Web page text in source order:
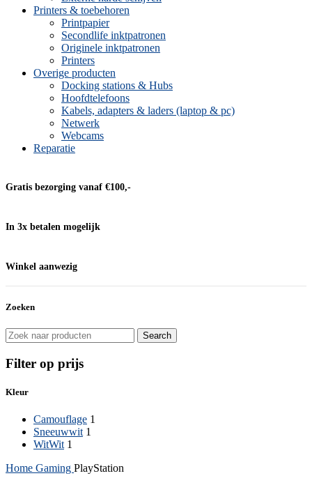
Printers & toebehoren
Printpapier
Secondlife inktpatronen
Originele inktpatronen
Printers
Overige producten
Docking stations & Hubs
Hoofdtelefoons
Kabels, adapters & laders (laptop & pc)
Netwerk
Webcams
Reparatie
Gratis bezorging vanaf €100,-
In 3x betalen mogelijk
Winkel aanwezig
Zoeken
Search
Filter op prijs
Kleur
Camouflage 1
Sneeuwwit 1
WitWit 1
Home Gaming PlayStation